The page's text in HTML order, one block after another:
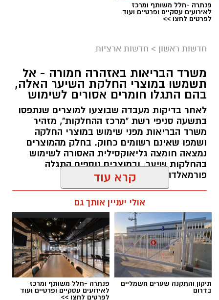
פנתרה -חלל משותף ומרכז
לאירועים עסקיים ופרטיים ועוד
לפרטים לחצו >>
חדשות ראשון > חדשות ארציות
משרד הבריאות באזהרה חמורה - אל
תשמשו במוצרי החלקת השיער האלה,
בהם התגלו חומרים אסורים לשימוש
לאחר בדיקות מעבדה שבוצעו למוצרים שנתפסו
בתשעה סניפי רשת "מרכז ההחלקות", מזהיר
משרד הבריאות מפני שימוש במוצרי החלקה
ושמפו שאינם רשומים כחוק. בחלק מהמוצרים
נמצאה חומצה גליאוקסילית האסורה לשימוש
בהחלקות שיער, ובמוצרים נוספים התגלה
פורמאלדהיד - חומר המוגדר כמסרטן
תגים:משרד הבריאות חומרים מסוכנים
מרכז
ההחלקות
קרא עוד
אולי יעניין אותך גם
תיקון והתקנה שערים חשמליים
בדרום
פנתרה -חלל משותף ומרכז
לאירועים עסקיים ופרטיים ועוד
לפרטים לחצו >>